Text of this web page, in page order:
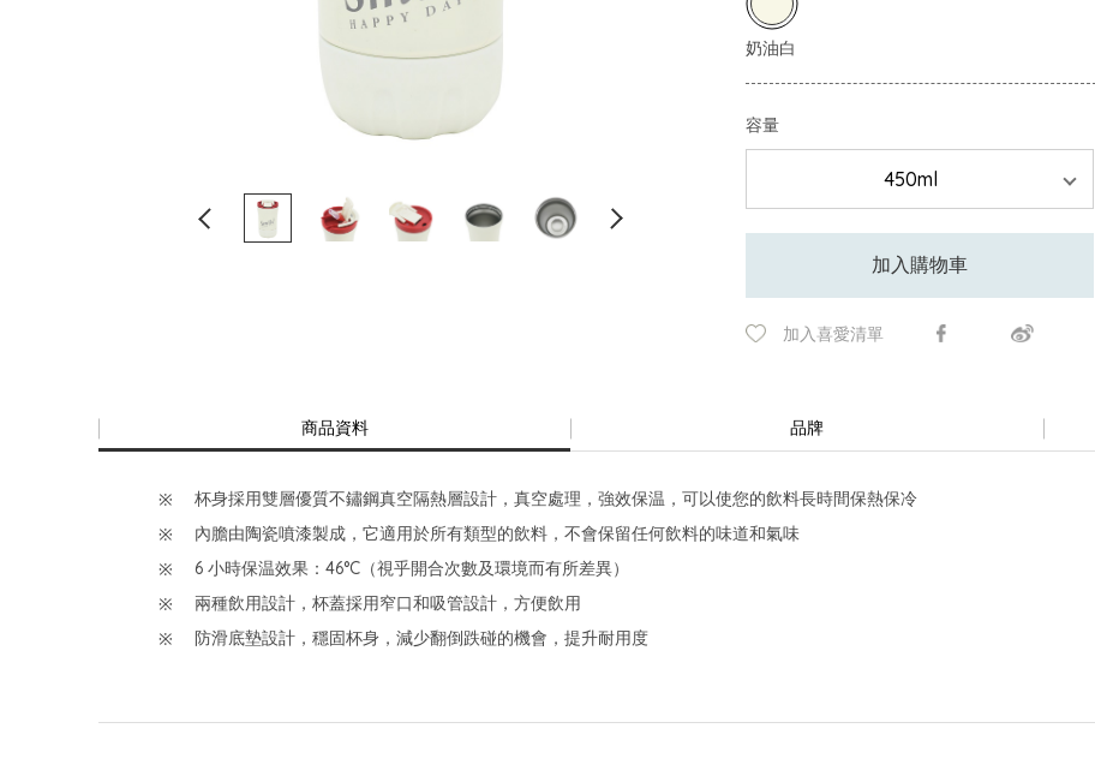
容量
加入購物車
加入喜愛清單
商品資料 品牌
杯身採用雙層優質不鏽鋼真空隔熱層設計，真空處理，強效保温，可以使您的飲料長時間保熱保冷
內膽由陶瓷噴漆製成，它適用於所有類型的飲料，不會保留任何飲料的味道和氣味
6 小時保温效果：46°C（視乎開合次數及環境而有所差異）
兩種飲用設計，杯蓋採用窄口和吸管設計，方便飲用
防滑底墊設計，穩固杯身，減少翻倒跌碰的機會，提升耐用度